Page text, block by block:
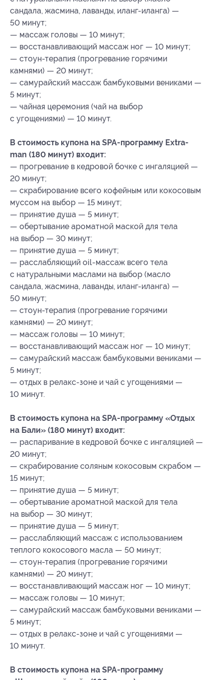
сандала, жасмина, лаванды, иланг-иланга) —
50 минут;
— массаж головы — 10 минут;
— восстанавливающий массаж ног — 10 минут;
— стоун-терапия (прогревание горячими
камнями) — 20 минут;
— самурайский массаж бамбуковыми вениками —
5 минут;
— чайная церемония (чай на выбор
с угощениями) — 10 минут.
В стоимость купона на SPA-программу Extra-
man (180 минут) входит:
— прогревание в кедровой бочке с ингаляцией —
20 минут;
— скрабирование всего кофейным или кокосовым
муссом на выбор — 15 минут;
— принятие душа — 5 минут;
— обертывание ароматной маской для тела
на выбор — 30 минут;
— принятие душа — 5 минут;
— расслабляющий оil-массаж всего тела
с натуральными маслами на выбор (масло
сандала, жасмина, лаванды, иланг-иланга) —
50 минут;
— стоун-терапия (прогревание горячими
камнями) — 20 минут;
— массаж головы — 10 минут;
— восстанавливающий массаж ног — 10 минут;
— самурайский массаж бамбуковыми вениками —
5 минут;
— отдых в релакс-зоне и чай с угощениями —
10 минут.
В стоимость купона на SPA-программу «Отдых
на Бали» (180 минут) входит:
— распаривание в кедровой бочке с ингаляцией —
20 минут;
— скрабирование соляным кокосовым скрабом —
15 минут;
— принятие душа — 5 минут;
— обертывание ароматной маской для тела
на выбор — 30 минут;
— принятие душа — 5 минут;
— расслабляющий массаж с использованием
теплого кокосового масла — 50 минут;
— стоун-терапия (прогревание горячими
камнями) — 20 минут;
— восстанавливающий массаж ног — 10 минут;
— массаж головы — 10 минут;
— самурайский массаж бамбуковыми вениками —
5 минут;
— отдых в релакс-зоне и чай с угощениями —
10 минут.
В стоимость купона на SPA-программу